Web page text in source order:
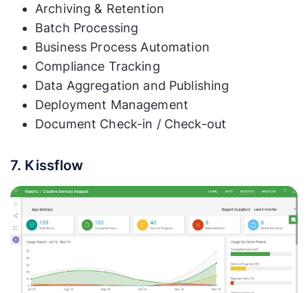
Archiving & Retention
Batch Processing
Business Process Automation
Compliance Tracking
Data Aggregation and Publishing
Deployment Management
Document Check-in / Check-out
7. Kissflow